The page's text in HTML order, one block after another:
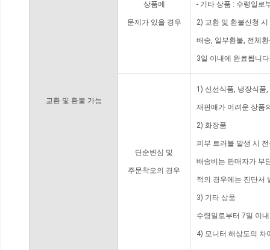
교환 및 환불 가능
상품에
문제가 있을 경우
- 기타 상품 : 수령일로
2) 교환 및 환불신청
배송, 일부환불, 전체
3일 이내에 완료됩니
단순변심 및
주문착오의 경우
1) 신선식품, 냉장식품
재판매가 어려운 상품
2) 화장품
피부 트러블 발생 시
배송비는 판매자가 부
적의 경우에는 진단서
3) 기타 상품
수령일로부터 7일 이
4) 모니터 해상도의 차